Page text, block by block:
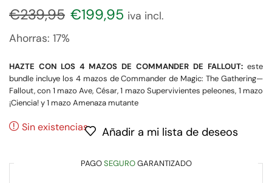
€239,95 €199,95 iva incl.
Ahorras: 17%
HAZTE CON LOS 4 MAZOS DE COMMANDER DE FALLOUT: este
bundle incluye los 4 mazos de Commander de Magic: The Gathering—
Fallout, con 1 mazo Ave, César, 1 mazo Supervivientes peleones, 1 mazo
¡Ciencia! y 1 mazo Amenaza mutante
Sin existencias Añadir a mi lista de deseos
PAGOSEGUROGARANTIZADO